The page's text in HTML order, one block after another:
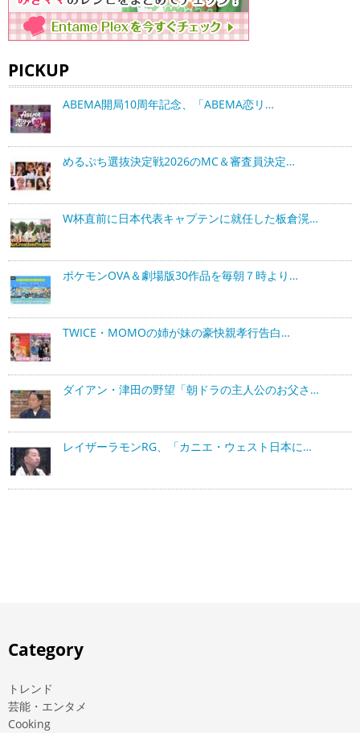
PICKUP
ABEMA開局10周年記念、「ABEMA恋リ…
めるぷち選抜決定戦2026のMC＆審査員決定…
W杯直前に日本代表キャプテンに就任した板倉滉…
ポケモンOVA＆劇場版30作品を毎朝７時より…
TWICE・MOMOの姉が妹の豪快親孝行告白…
ダイアン・津田の野望「朝ドラの主人公のお父さ…
レイザーラモンRG、「カニエ・ウェスト日本に…
Category
トレンド
芸能・エンタメ
Cooking